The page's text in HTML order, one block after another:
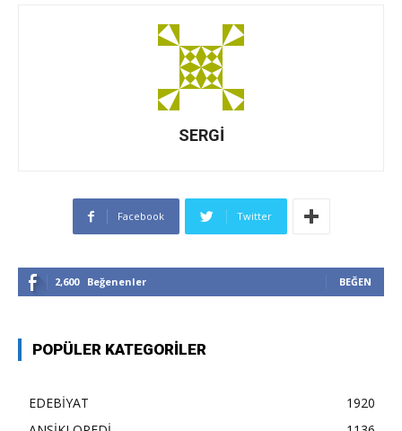
SERGİ
Facebook Twitter
2,600 Beğenenler BEĞEN
POPÜLER KATEGORILER
EDEBİYAT
1920